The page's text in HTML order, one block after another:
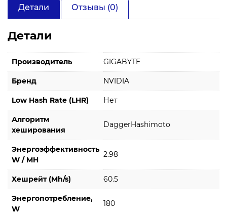
Детали Отзывы (0)
Детали
Производитель GIGABYTE
Бренд NVIDIA
Low Hash Rate (LHR) Нет
Алгоритм
хеширования
DaggerHashimoto
Энергоэффективность
W / MH
2.98
Хешрейт (Mh/s) 60.5
Энергопотребление,
W
180